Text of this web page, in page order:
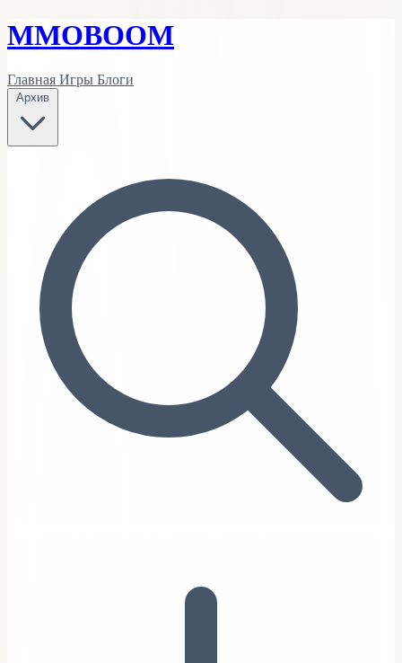
MMOBOOM
Главная Игры Блоги
Архив